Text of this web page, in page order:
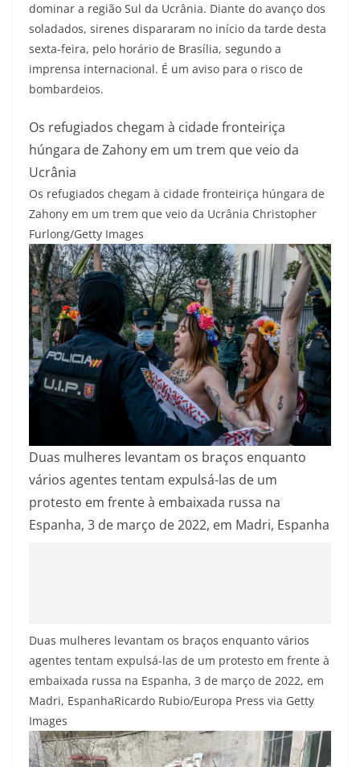
dominar a região Sul da Ucrânia. Diante do avanço dos
soladados, sirenes dispararam no início da tarde desta
sexta-feira, pelo horário de Brasília, segundo a
imprensa internacional. É um aviso para o risco de
bombardeios.
Os refugiados chegam à cidade fronteiriça
húngara de Zahony em um trem que veio da
Ucrânia
Os refugiados chegam à cidade fronteiriça húngara de
Zahony em um trem que veio da Ucrânia Christopher
Furlong/Getty Images
Duas mulheres levantam os braços enquanto
vários agentes tentam expulsá-las de um
protesto em frente à embaixada russa na
Espanha, 3 de março de 2022, em Madri, Espanha
Duas mulheres levantam os braços enquanto vários
agentes tentam expulsá-las de um protesto em frente à
embaixada russa na Espanha, 3 de março de 2022, em
Madri, EspanhaRicardo Rubio/Europa Press via Getty
Images